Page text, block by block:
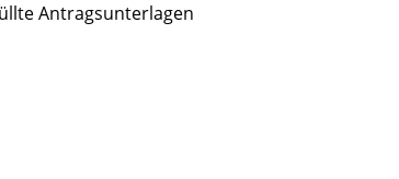
Antragsunterlagen